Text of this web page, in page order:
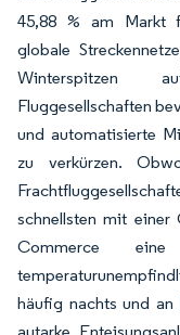
45,88 % am Markt
globale
Winterspitzen
Fluggesellschaften
und automatisierte
zu verkürzen.
schnellsten mit
Commerce
häufig nachts und an